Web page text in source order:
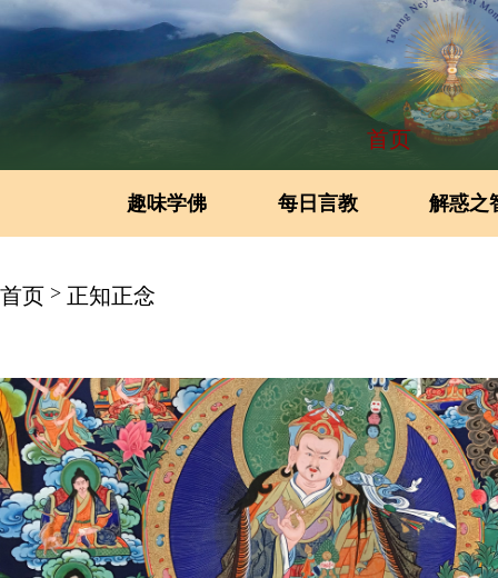
首页
趣味学佛 每日言教 解惑之
首页 > 正知正念